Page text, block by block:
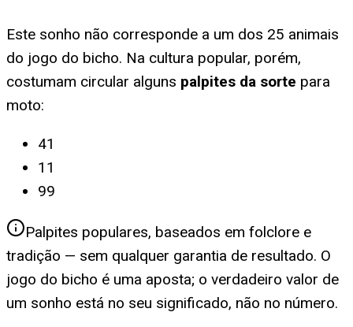
Este sonho não corresponde a um dos 25 animais
do jogo do bicho. Na cultura popular, porém,
costumam circular alguns palpites da sorte para
moto:
41
11
99
Palpites populares, baseados em folclore e
tradição — sem qualquer garantia de resultado. O
jogo do bicho é uma aposta; o verdadeiro valor de
um sonho está no seu significado, não no número.